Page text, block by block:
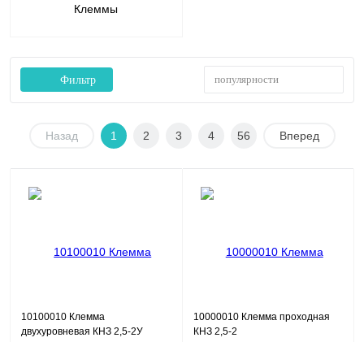
Клеммы
Фильтр популярности
Назад 1 2 3 4 56 Вперед
10100010 Клемма
двухуровневая КНЗ 2,5-2У
10000010 Клемма проходная
КНЗ 2,5-2